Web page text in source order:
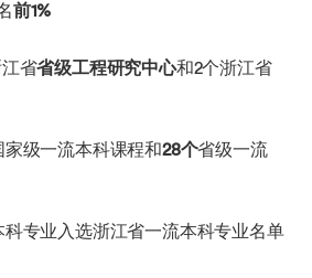
前1%
省省级工程研究中心和2个浙江省
家级一流本科课程和28个省级一流
科专业入选浙江省一流本科专业名单